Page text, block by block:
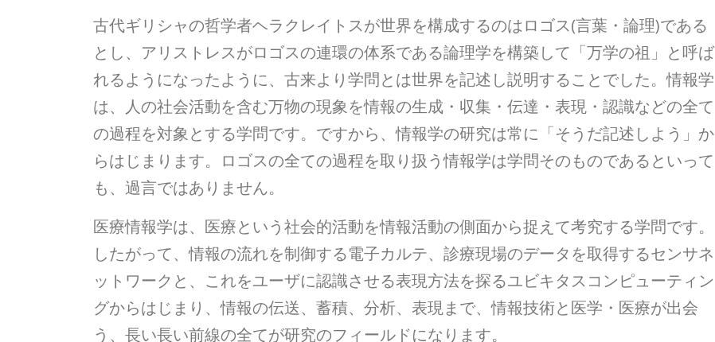
古代ギリシャの哲学者ヘラクレイトスが世界を構成するのはロゴス(言葉・論理)である
とし、アリストレスがロゴスの連環の体系である論理学を構築して「万学の祖」と呼ば
れるようになったように、古来より学問とは世界を記述し説明することでした。情報学
は、人の社会活動を含む万物の現象を情報の生成・収集・伝達・表現・認識などの全て
の過程を対象とする学問です。ですから、情報学の研究は常に「そうだ記述しよう」か
らはじまります。ロゴスの全ての過程を取り扱う情報学は学問そのものであるといって
も、過言ではありません。
医療情報学は、医療という社会的活動を情報活動の側面から捉えて考究する学問です。
したがって、情報の流れを制御する電子カルテ、診療現場のデータを取得するセンサネ
ットワークと、これをユーザに認識させる表現方法を探るユビキタスコンピューティン
グからはじまり、情報の伝送、蓄積、分析、表現まで、情報技術と医学・医療が出会
う、長い長い前線の全てが研究のフィールドになります。